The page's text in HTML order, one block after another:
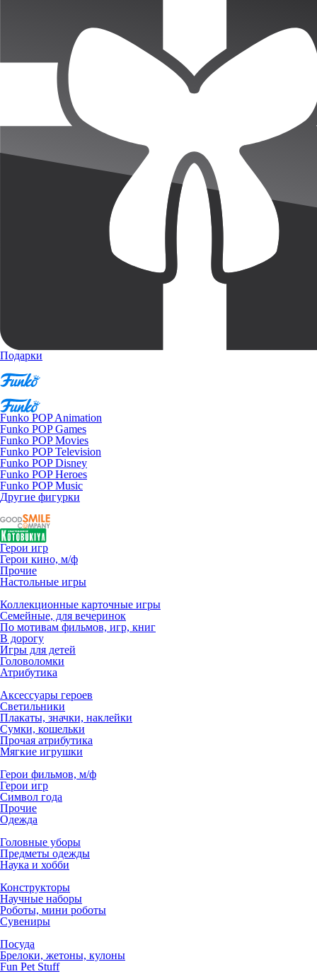
Подарки
Funko POP Animation
Funko POP Games
Funko POP Movies
Funko POP Television
Funko POP Disney
Funko POP Heroes
Funko POP Music
Другие фигурки
Герои игр
Герои кино, м/ф
Прочие
Настольные игры
Коллекционные карточные игры
Семейные, для вечеринок
По мотивам фильмов, игр, книг
В дорогу
Игры для детей
Головоломки
Атрибутика
Аксессуары героев
Светильники
Плакаты, значки, наклейки
Сумки, кошельки
Прочая атрибутика
Мягкие игрушки
Герои фильмов, м/ф
Герои игр
Символ года
Прочие
Одежда
Головные уборы
Предметы одежды
Наука и хобби
Конструкторы
Научные наборы
Роботы, мини роботы
Сувениры
Посуда
Брелоки, жетоны, кулоны
Fun Pet Stuff